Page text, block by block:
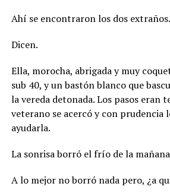
Ahí se encontraron los dos extraños.
Dicen.
Ella, morocha, abrigada y muy
sub 40, y un bastón blanco que
la vereda detonada. Los pasos eran
veterano se acercó y con prudencia
ayudarla.
La sonrisa borró el frío de la
A lo mejor no borró nada pero, ¿a